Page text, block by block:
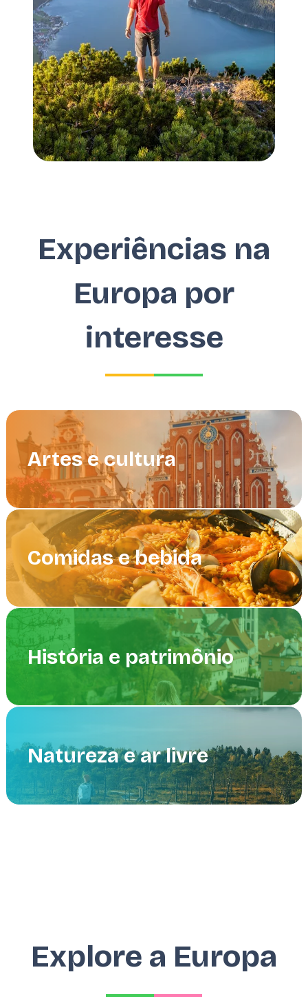
Experiências na
Europa por
interesse
Artes e cultura
Comidas e bebida
História e patrimônio
Natureza e ar livre
Explore a Europa